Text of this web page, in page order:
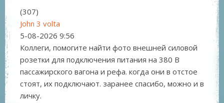
(307)
John 3 volta
5-08-2026 9:56
Коллеги, помогите найти фото внешней силовой
розетки для подключения питания на 380 В
пассажирского вагона и рефа. когда они в отстое
стоят, их подключают. заранее спасибо, можно и в
личку.